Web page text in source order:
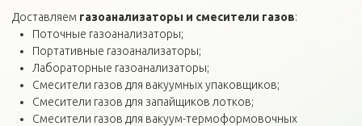
Доставляем газоанализаторы и смесители газов:
Поточные газоанализаторы;
Портативные газоанализаторы;
Лабораторные газоанализаторы;
Смесители газов для вакуумных упаковщиков;
Смесители газов для запайщиков лотков;
Смесители газов для вакуум-термоформовочных